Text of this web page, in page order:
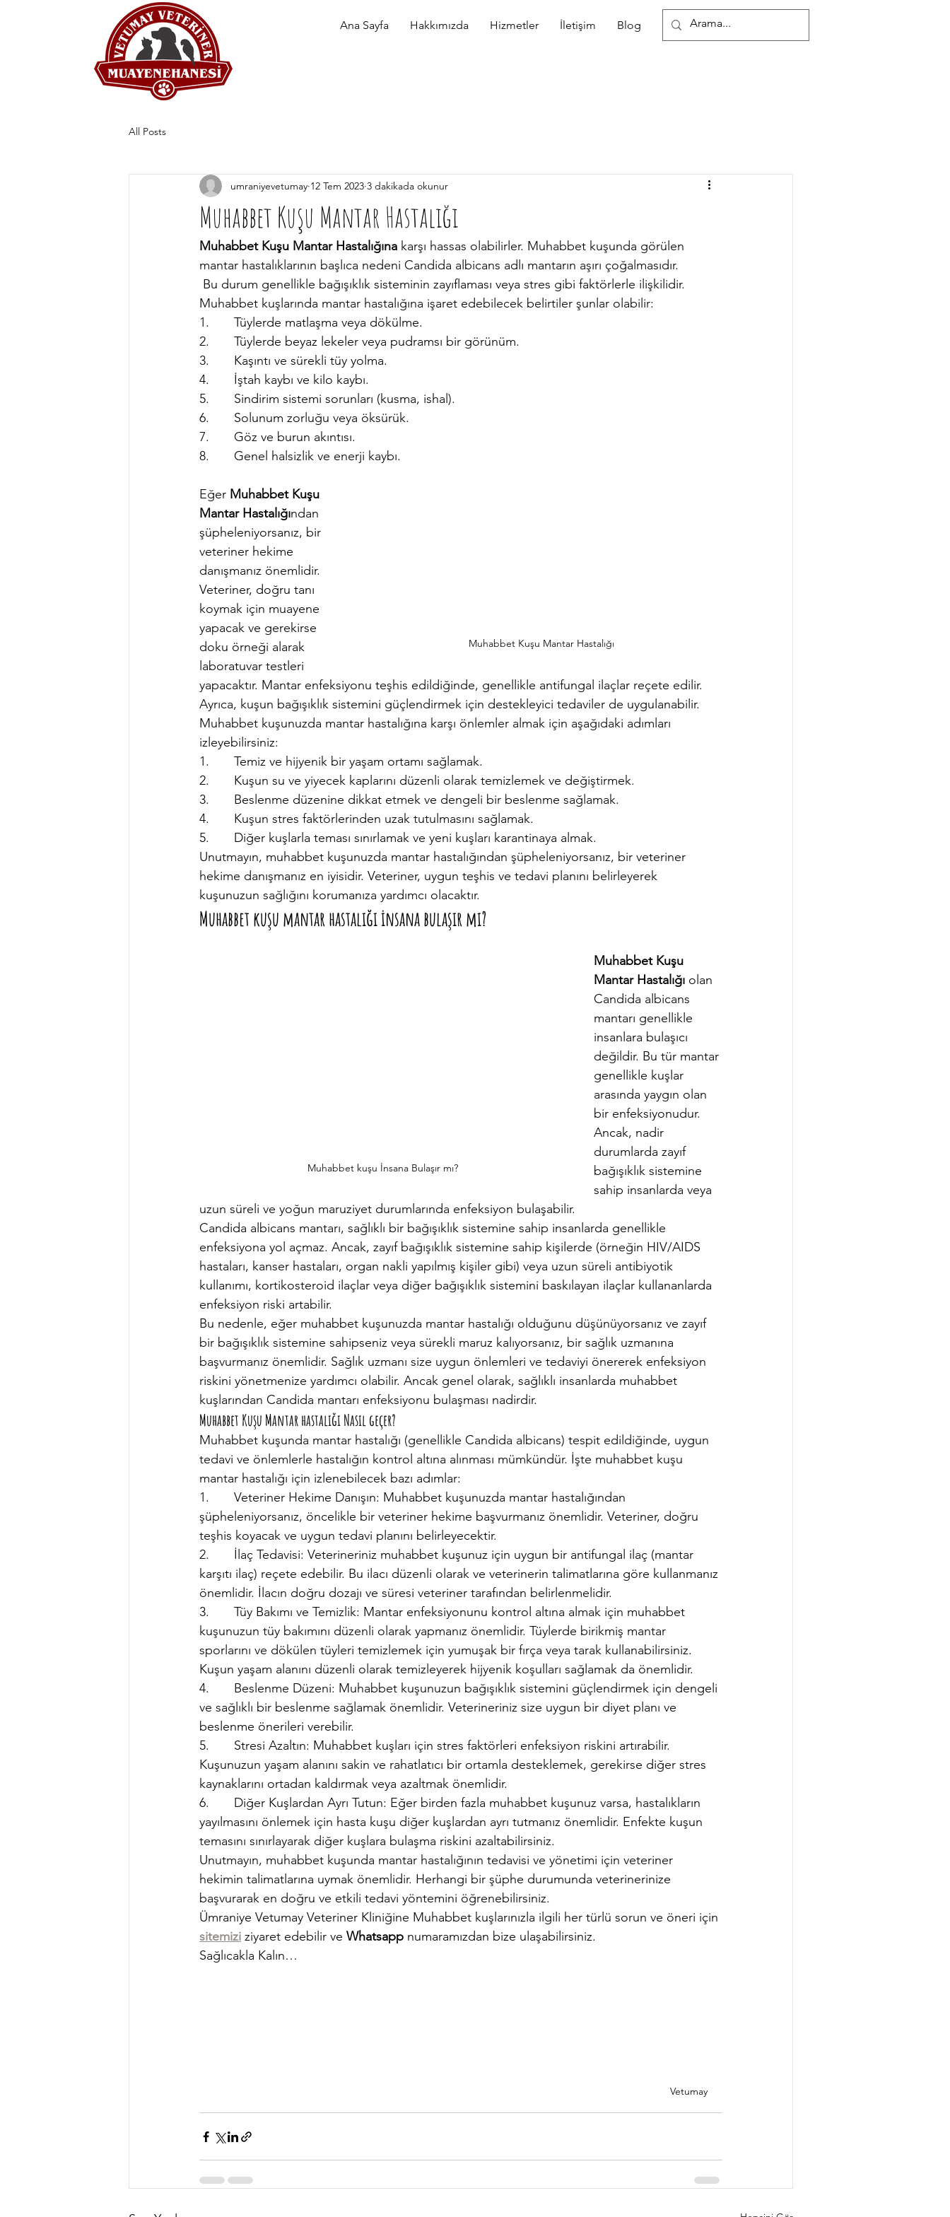
Ana Sayfa Hakkımızda Hizmetler İletişim Blog
All Posts
Muhabbet Kuşu Mantar Hastalığı
umraniyevetumay 12 Tem 2023 3 dakikada okunur
Muhabbet Kuşu Mantar Hastalığına karşı hassas olabilirler. Muhabbet kuşunda görülen
mantar hastalıklarının başlıca nedeni Candida albicans adlı mantarın aşırı çoğalmasıdır.
Muhabbet kuşlarında mantar hastalığına işaret edebilecek belirtiler şunlar olabilir:
1.       Tüylerde matlaşma veya dökülme.
2.       Tüylerde beyaz lekeler veya pudramsı bir görünüm.
3.       Kaşıntı ve sürekli tüy yolma.
4.       İştah kaybı ve kilo kaybı.
5.       Sindirim sistemi sorunları (kusma, ishal).
6.       Solunum zorluğu veya öksürük.
7.       Göz ve burun akıntısı.
8.       Genel halsizlik ve enerji kaybı.
Muhabbet Kuşu Mantar Hastalığı
Eğer Muhabbet Kuşu
Mantar Hastalığından
şüpheleniyorsanız, bir
veteriner hekime
danışmanız önemlidir.
Veteriner, doğru tanı
koymak için muayene
yapacak ve gerekirse
doku örneği alarak
laboratuvar testleri
yapacaktır. Mantar enfeksiyonu teşhis edildiğinde, genellikle antifungal ilaçlar reçete edilir.
Ayrıca, kuşun bağışıklık sistemini güçlendirmek için destekleyici tedaviler de uygulanabilir.
Muhabbet kuşunuzda mantar hastalığına karşı önlemler almak için aşağıdaki adımları
izleyebilirsiniz:
1.       Temiz ve hijyenik bir yaşam ortamı sağlamak.
2.       Kuşun su ve yiyecek kaplarını düzenli olarak temizlemek ve değiştirmek.
3.       Beslenme düzenine dikkat etmek ve dengeli bir beslenme sağlamak.
4.       Kuşun stres faktörlerinden uzak tutulmasını sağlamak.
5.       Diğer kuşlarla teması sınırlamak ve yeni kuşları karantinaya almak.
Unutmayın, muhabbet kuşunuzda mantar hastalığından şüpheleniyorsanız, bir veteriner
hekime danışmanız en iyisidir. Veteriner, uygun teşhis ve tedavi planını belirleyerek
kuşunuzun sağlığını korumanıza yardımcı olacaktır.
Muhabbet kuşu mantar hastalığı insana bulaşır mı?
Muhabbet kuşu İnsana Bulaşır mı?
Muhabbet Kuşu
Mantar Hastalığı olan
Candida albicans
mantarı genellikle
insanlara bulaşıcı
değildir. Bu tür mantar
genellikle kuşlar
arasında yaygın olan
bir enfeksiyonudur.
Ancak, nadir
durumlarda zayıf
bağışıklık sistemine
sahip insanlarda veya
uzun süreli ve yoğun maruziyet durumlarında enfeksiyon bulaşabilir.
Candida albicans mantarı, sağlıklı bir bağışıklık sistemine sahip insanlarda genellikle
enfeksiyona yol açmaz. Ancak, zayıf bağışıklık sistemine sahip kişilerde (örneğin HIV/AIDS
hastaları, kanser hastaları, organ nakli yapılmış kişiler gibi) veya uzun süreli antibiyotik
kullanımı, kortikosteroid ilaçlar veya diğer bağışıklık sistemini baskılayan ilaçlar kullananlarda
enfeksiyon riski artabilir.
Bu nedenle, eğer muhabbet kuşunuzda mantar hastalığı olduğunu düşünüyorsanız ve zayıf
bir bağışıklık sistemine sahipseniz veya sürekli maruz kalıyorsanız, bir sağlık uzmanına
başvurmanız önemlidir. Sağlık uzmanı size uygun önlemleri ve tedaviyi önererek enfeksiyon
riskini yönetmenize yardımcı olabilir. Ancak genel olarak, sağlıklı insanlarda muhabbet
kuşlarından Candida mantarı enfeksiyonu bulaşması nadirdir.
Muhabbet Kuşu Mantar hastalığı Nasıl geçer?
Muhabbet kuşunda mantar hastalığı (genellikle Candida albicans) tespit edildiğinde, uygun
tedavi ve önlemlerle hastalığın kontrol altına alınması mümkündür. İşte muhabbet kuşu
mantar hastalığı için izlenebilecek bazı adımlar:
1.       Veteriner Hekime Danışın: Muhabbet kuşunuzda mantar hastalığından
şüpheleniyorsanız, öncelikle bir veteriner hekime başvurmanız önemlidir. Veteriner, doğru
teşhis koyacak ve uygun tedavi planını belirleyecektir.
2.       İlaç Tedavisi: Veterineriniz muhabbet kuşunuz için uygun bir antifungal ilaç (mantar
karşıtı ilaç) reçete edebilir. Bu ilacı düzenli olarak ve veterinerin talimatlarına göre kullanmanız
önemlidir. İlacın doğru dozajı ve süresi veteriner tarafından belirlenmelidir.
3.       Tüy Bakımı ve Temizlik: Mantar enfeksiyonunu kontrol altına almak için muhabbet
kuşunuzun tüy bakımını düzenli olarak yapmanız önemlidir. Tüylerde birikmiş mantar
sporlarını ve dökülen tüyleri temizlemek için yumuşak bir fırça veya tarak kullanabilirsiniz.
Kuşun yaşam alanını düzenli olarak temizleyerek hijyenik koşulları sağlamak da önemlidir.
4.       Beslenme Düzeni: Muhabbet kuşunuzun bağışıklık sistemini güçlendirmek için dengeli
ve sağlıklı bir beslenme sağlamak önemlidir. Veterineriniz size uygun bir diyet planı ve
beslenme önerileri verebilir.
5.       Stresi Azaltın: Muhabbet kuşları için stres faktörleri enfeksiyon riskini artırabilir.
Kuşunuzun yaşam alanını sakin ve rahatlatıcı bir ortamla desteklemek, gerekirse diğer stres
kaynaklarını ortadan kaldırmak veya azaltmak önemlidir.
6.       Diğer Kuşlardan Ayrı Tutun: Eğer birden fazla muhabbet kuşunuz varsa, hastalıkların
yayılmasını önlemek için hasta kuşu diğer kuşlardan ayrı tutmanız önemlidir. Enfekte kuşun
temasını sınırlayarak diğer kuşlara bulaşma riskini azaltabilirsiniz.
Unutmayın, muhabbet kuşunda mantar hastalığının tedavisi ve yönetimi için veteriner
hekimin talimatlarına uymak önemlidir. Herhangi bir şüphe durumunda veterinerinize
başvurarak en doğru ve etkili tedavi yöntemini öğrenebilirsiniz.
Ümraniye Vetumay Veteriner Kliniğine Muhabbet kuşlarınızla ilgili her türlü sorun ve öneri için
sitemizi ziyaret edebilir ve Whatsapp numaramızdan bize ulaşabilirsiniz.
Sağlıcakla Kalın…
Vetumay